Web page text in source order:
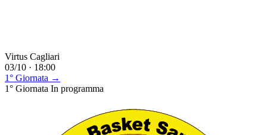
Virtus Cagliari
03/10 · 18:00
1° Giornata →
1° Giornata In programma